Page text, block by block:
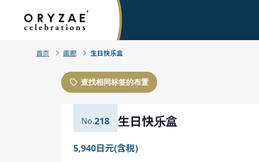
首页 画廊 生日快乐盒
查找相同标签的布置
218 生日快乐盒
5,940日元(含税)